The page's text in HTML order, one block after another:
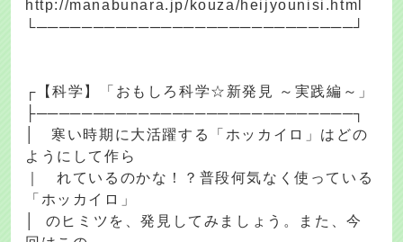
http://manabunara.jp/kouza/heijyounisi.html
└────────────────────────────┘
┌【科学】「おもしろ科学☆新発見 ～実践編～」
├────────────────────────────┐
│ 寒い時期に大活躍する「ホッカイロ」はどの
ようにして作ら
｜ れているのかな！？普段何気なく使っている
「ホッカイロ」
│ のヒミツを、発見してみましょう。また、今